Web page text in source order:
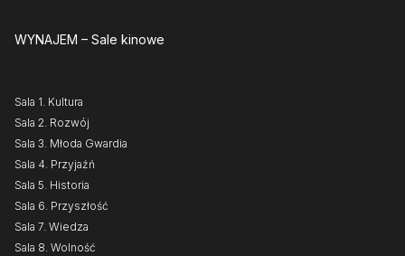
WYNAJEM – Sale kinowe
Sala 1. Kultura
Sala 2. Rozwój
Sala 3. Młoda Gwardia
Sala 4. Przyjaźń
Sala 5. Historia
Sala 6. Przyszłość
Sala 7. Wiedza
Sala 8. Wolność